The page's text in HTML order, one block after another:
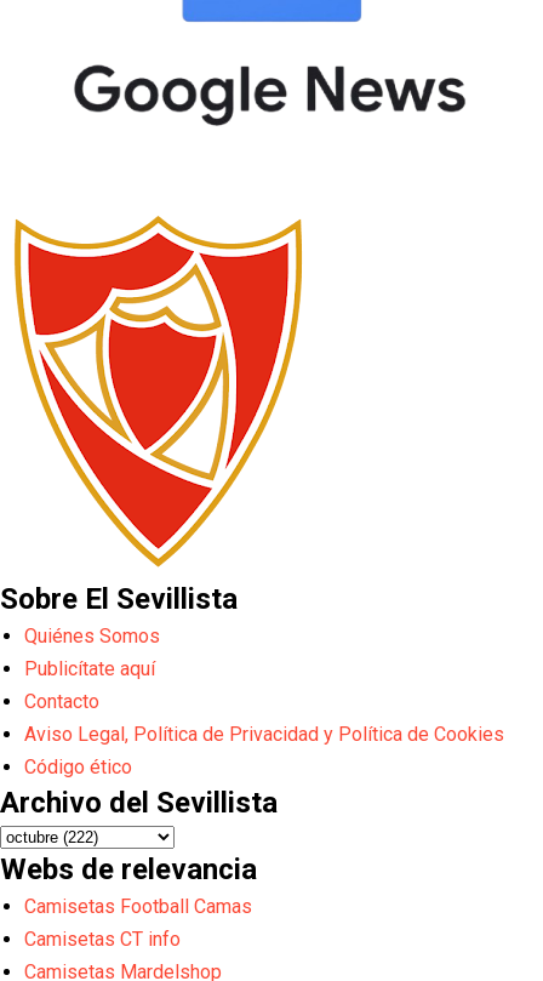
Sobre El Sevillista
Quiénes Somos
Publicítate aquí
Contacto
Aviso Legal, Política de Privacidad y Política de Cookies
Código ético
Archivo del Sevillista
Webs de relevancia
Camisetas Football Camas
Camisetas CT info
Camisetas Mardelshop